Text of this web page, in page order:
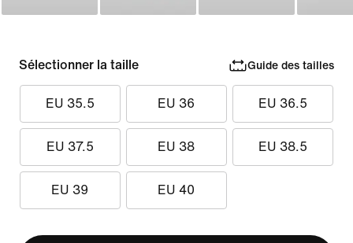
Sélectionner la taille Guide des tailles
EU 35.5 EU 36 EU 36.5
EU 37.5 EU 38 EU 38.5
EU 39 EU 40